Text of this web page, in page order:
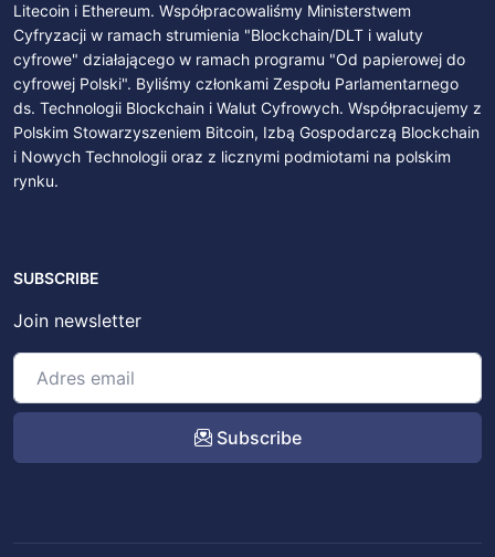
Litecoin i Ethereum. Współpracowaliśmy Ministerstwem
Cyfryzacji w ramach strumienia "Blockchain/DLT i waluty
cyfrowe" działającego w ramach programu "Od papierowej do
cyfrowej Polski". Byliśmy członkami Zespołu Parlamentarnego
ds. Technologii Blockchain i Walut Cyfrowych. Współpracujemy z
Polskim Stowarzyszeniem Bitcoin, Izbą Gospodarczą Blockchain
i Nowych Technologii oraz z licznymi podmiotami na polskim
rynku.
SUBSCRIBE
Join newsletter
Subscribe